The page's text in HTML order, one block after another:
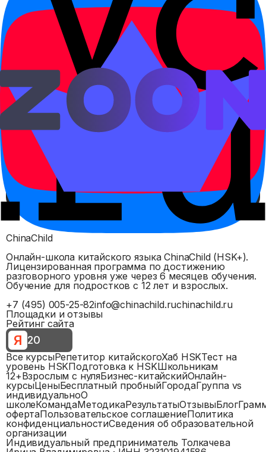
Тренируйте это правило в
платформе
В личном кабинете доступны интерактивные
упражнения, аудио и карточки SRS —
закрепите тему за неделю.
Открыть на платформе
Записаться на пробный урок
Все правила
ChinaChild
Онлайн-школа китайского языка ChinaChild (HSK+).
Лицензированная программа по достижению
разговорного уровня уже через 6 месяцев обучения.
Обучение для подростков с 12 лет и взрослых.
+7 (495) 005-25-82info@chinachild.ruchinachild.ru
Площадки и отзывы
Рейтинг сайта
Я 20
Все курсыРепетитор китайскогоХаб HSKТест на
уровень HSKПодготовка к HSKШкольникам
12+Взрослым с нуляБизнес-китайскийОнлайн-
курсыЦеныБесплатный пробныйГородаГруппа vs
индивидуальноО
школеКомандаМетодикаРезультатыОтзывыБлог
офертаПользовательское соглашениеПолитика
конфиденциальностиСведения об образовательной
организации
Индивидуальный предприниматель Толкачева